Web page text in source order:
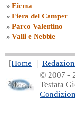
» Eicma
» Fiera del Camper
» Parco Valentino
» Valli e Nebbie
[Home |
© 2007 -
Testata